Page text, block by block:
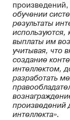
обучении
результаты
используются,
выплаты им
учитывая, что
создание
интеллектом,
разработать
произведений
интеллекта».